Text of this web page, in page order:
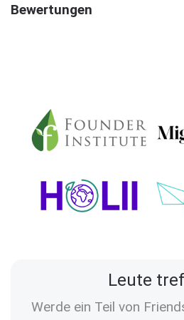
Bewertungen
Leute
Werde ein Teil von